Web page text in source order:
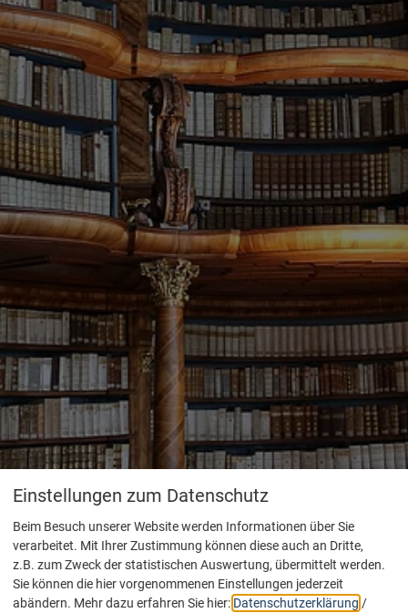
Einstellungen zum Datenschutz
Beim Besuch unserer Website werden Informationen über Sie
verarbeitet. Mit Ihrer Zustimmung können diese auch an Dritte,
z.B. zum Zweck der statistischen Auswertung, übermittelt werden.
Sie können die hier vorgenommenen Einstellungen jederzeit
abändern. Mehr dazu erfahren Sie hier: Datenschutzerklärung /